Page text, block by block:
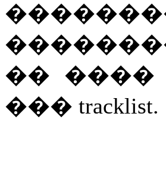
�� ����
��� tracklist.